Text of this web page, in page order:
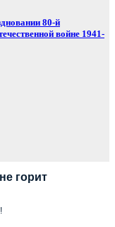
80-й
войне 1941-
горит